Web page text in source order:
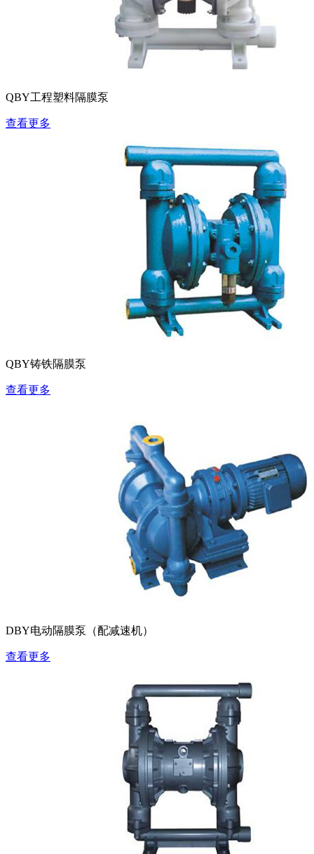
QBY工程塑料隔膜泵
查看更多
QBY铸铁隔膜泵
查看更多
DBY电动隔膜泵（配减速机）
查看更多